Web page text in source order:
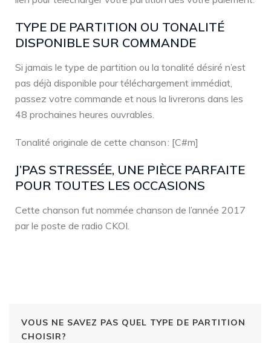
TYPE DE PARTITION OU TONALITÉ
DISPONIBLE SUR COMMANDE
Si jamais le type de partition ou la tonalité désiré n’est
pas déjà disponible pour téléchargement immédiat,
passez votre commande et nous la livrerons dans les
48 prochaines heures ouvrables.
Tonalité originale de cette chanson : [C#m]
J’PAS STRESSÉE, UNE PIÈCE PARFAITE
POUR TOUTES LES OCCASIONS
Cette chanson fut nommée chanson de l’année 2017
par le poste de radio CKOI.
VOUS NE SAVEZ PAS QUEL TYPE DE PARTITION
CHOISIR?